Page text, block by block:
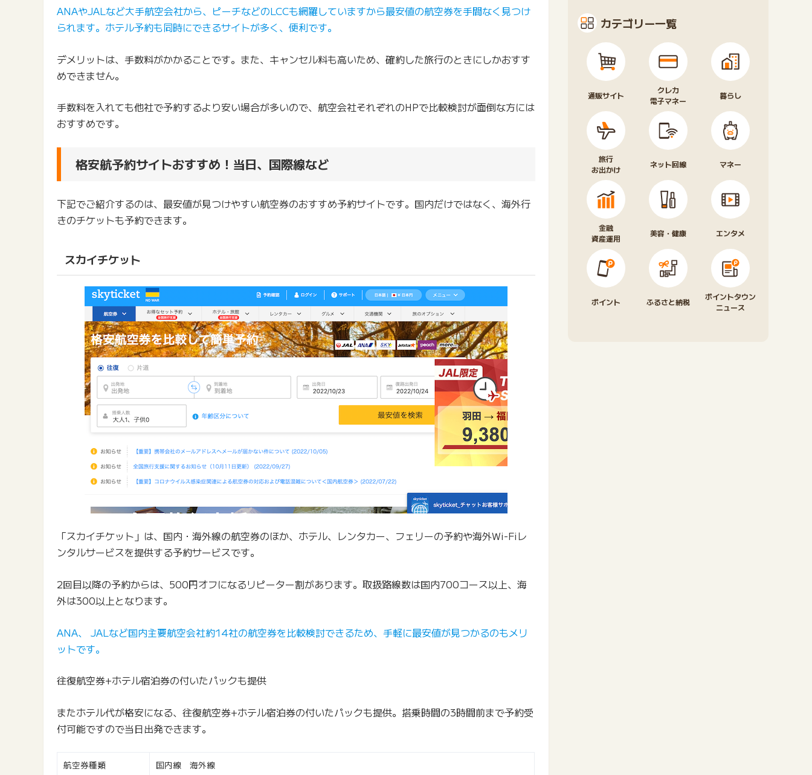
ANAやJALなど大手航空会社から、ピーチなどのLCCも網羅していますから最安値の航空券を手間なく見つけ
られます。ホテル予約も同時にできるサイトが多く、便利です。
デメリットは、手数料がかかることです。また、キャンセル料も高いため、確約した旅行のときにしかおすす
めできません。
手数料を入れても他社で予約するより安い場合が多いので、航空会社それぞれのHPで比較検討が面倒な方には
おすすめです。
格安航予約サイトおすすめ！当日、国際線など
下記でご紹介するのは、最安値が見つけやすい航空券のおすすめ予約サイトです。国内だけではなく、海外行
きのチケットも予約できます。
スカイチケット
「スカイチケット」は、国内・海外線の航空券のほか、ホテル、レンタカー、フェリーの予約や海外Wi-Fiレ
ンタルサービスを提供する予約サービスです。
2回目以降の予約からは、500円オフになるリピーター割があります。取扱路線数は国内700コース以上、海
外は300以上となります。
ANA、 JALなど国内主要航空会社約14社の航空券を比較検討できるため、手軽に最安値が見つかるのもメリ
ットです。
往復航空券+ホテル宿泊券の付いたパックも提供
またホテル代が格安になる、往復航空券+ホテル宿泊券の付いたパックも提供。搭乗時間の3時間前まで予約受
付可能ですので当日出発できます。
航空券種類 国内線 海外線
カテゴリー一覧
通販サイト
クレカ
電子マネー
暮らし
旅行
お出かけ
ネット回線 マネー
金融
資産運用
美容・健康 エンタメ
ポイント ふるさと納税
ポイントタウン
ニュース